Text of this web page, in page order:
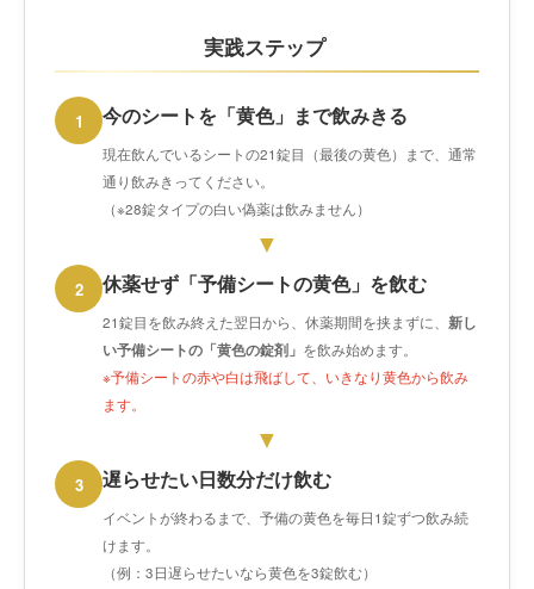
実践ステップ
1 今のシートを「黄色」まで飲みきる
現在飲んでいるシートの21錠目（最後の黄色）まで、通常
通り飲みきってください。
（※28錠タイプの白い偽薬は飲みません）
▼
2 休薬せず「予備シートの黄色」を飲む
21錠目を飲み終えた翌日から、休薬期間を挟まずに、 新し
い予備シートの「黄色の錠剤」 を飲み始めます。
※予備シートの赤や白は飛ばして、いきなり黄色から飲み
ます。
▼
3 遅らせたい日数分だけ飲む
イベントが終わるまで、予備の黄色を毎日1錠ずつ飲み続
けます。
（例：3日遅らせたいなら黄色を3錠飲む）